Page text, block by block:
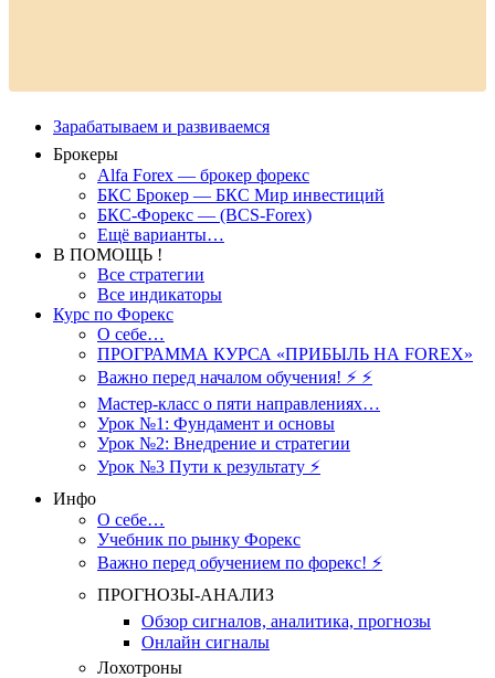
Зарабатываем и развиваемся
Брокеры
Alfa Forex — брокер форекс
БКС Брокер — БКС Мир инвестиций
БКС-Форекс — (BCS-Forex)
Ещё варианты…
В ПОМОЩЬ !
Все стратегии
Все индикаторы
Курс по Форекс
О себе…
ПРОГРАММА КУРСА «ПРИБЫЛЬ НА FOREX»
Важно перед началом обучения! ⚡ ⚡
Мастер-класс о пяти направлениях…
Урок №1: Фундамент и основы
Урок №2: Внедрение и стратегии
Урок №3 Пути к результату ⚡️
Инфо
О себе…
Учебник по рынку Форекс
Важно перед обучением по форекс! ⚡
ПРОГНОЗЫ-АНАЛИЗ
Обзор сигналов, аналитика, прогнозы
Онлайн сигналы
Лохотроны